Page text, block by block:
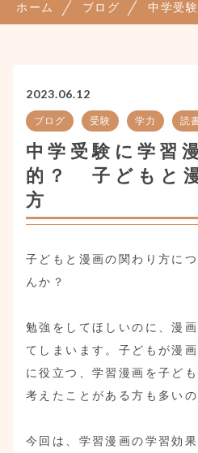
ホーム ブログ 中学受
2023.06.12
ブログ 受験 学力 読
中学受験に学習
的？ 子どもと
方
子どもと漫画の関わり方に
んか？
勉強をしてほしいのに、漫
てしまいます。子どもが漫
に役立つ、学習漫画を子ど
考えたことがある方も多い
今回は、学習漫画の学習効